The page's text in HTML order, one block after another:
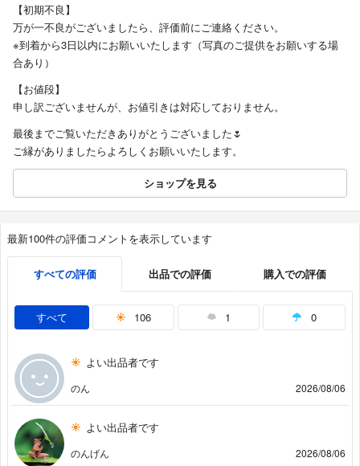
【初期不良】
万が一不良がございましたら、評価前にご連絡ください。
※到着から3日以内にお願いいたします（写真のご提供をお願いする場
合あり）
【お値段】
申し訳ございませんが、お値引きは対応しておりません。
最後までご覧いただきありがとうございました🌷
ご縁がありましたらよろしくお願いいたします。
ショップを見る
最新100件の評価コメントを表示しています
すべての評価 出品での評価 購入での評価
すべて 106 1 0
よい出品者です
のん 2026/08/06
よい出品者です
のんげん 2026/08/06